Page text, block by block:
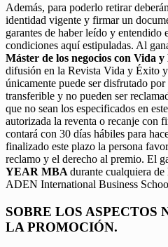
Además, para poderlo retirar
identidad vigente y firmar un
garantes de haber leído y entendido
condiciones aquí estipuladas. Al
Máster de los negocios con Vida
difusión en la Revista Vida y Éxito
únicamente puede ser disfrutado
transferible y no pueden ser
que no sean los especificados en
autorizada la reventa o recanje con
contará con 30 días hábiles para
finalizado este plazo la persona
reclamo y el derecho al premio. El
YEAR MBA durante cualquiera de
ADEN International Business
SOBRE LOS ASPECTOS
LA PROMOCIÓN.